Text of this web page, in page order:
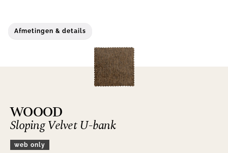
Afmetingen & details
WOOOD
Sloping Velvet U-bank
web only